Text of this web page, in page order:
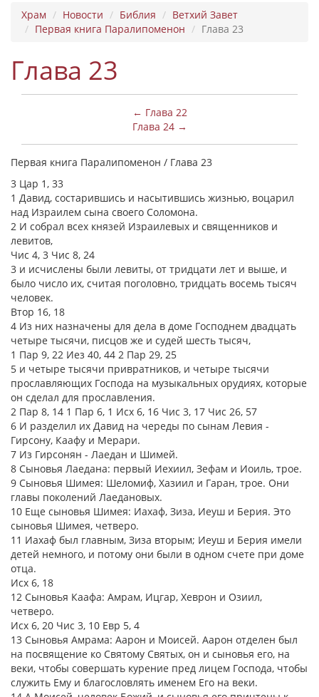
Храм Новости Библия
Ветхий Завет
Первая книга Паралипоменон
Глава 23
Глава 23
← Глава 22
Глава 24 →
Первая книга Паралипоменон / Глава 23
3 Цар 1, 33
1 Давид, состарившись и насытившись жизнью, воцарил
над Израилем сына своего Соломона.
2 И собрал всех князей Израилевых и священников и
левитов,
Чис 4, 3 Чис 8, 24
3 и исчислены были левиты, от тридцати лет и выше, и
было число их, считая поголовно, тридцать восемь тысяч
человек.
Втор 16, 18
4 Из них назначены для дела в доме Господнем двадцать
четыре тысячи, писцов же и судей шесть тысяч,
1 Пар 9, 22 Иез 40, 44 2 Пар 29, 25
5 и четыре тысячи привратников, и четыре тысячи
прославляющих Господа на музыкальных орудиях, которые
он сделал для прославления.
2 Пар 8, 14 1 Пар 6, 1 Исх 6, 16 Чис 3, 17 Чис 26, 57
6 И разделил их Давид на череды по сынам Левия -
Гирсону, Каафу и Мерари.
7 Из Гирсонян - Лаедан и Шимей.
8 Сыновья Лаедана: первый Иехиил, Зефам и Иоиль, трое.
9 Сыновья Шимея: Шеломиф, Хазиил и Гаран, трое. Они
главы поколений Лаедановых.
10 Еще сыновья Шимея: Иахаф, Зиза, Иеуш и Берия. Это
сыновья Шимея, четверо.
11 Иахаф был главным, Зиза вторым; Иеуш и Берия имели
детей немного, и потому они были в одном счете при доме
отца.
Исх 6, 18
12 Сыновья Каафа: Амрам, Ицгар, Хеврон и Озиил,
четверо.
Исх 6, 20 Чис 3, 10 Евр 5, 4
13 Сыновья Амрама: Аарон и Моисей. Аарон отделен был
на посвящение ко Святому Святых, он и сыновья его, на
веки, чтобы совершать курение пред лицем Господа, чтобы
служить Ему и благословлять именем Его на веки.